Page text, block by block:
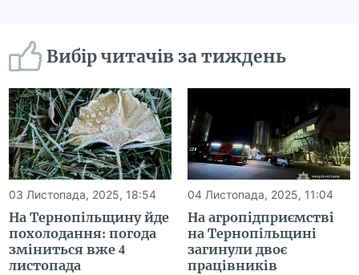
Вибір читачів за тиждень
03 Листопада, 2025, 18:54
На Тернопільщину йде
похолодання: погода
зміниться вже 4
листопада
04 Листопада, 2025, 11:04
На агропідприємстві
на Тернопільщині
загинули двоє
працівників